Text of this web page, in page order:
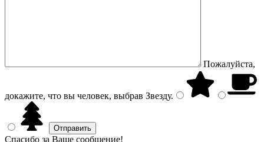
Пожалуйста,
докажите, что вы человек, выбрав Звезду.
Спасибо за Ваше сообщение!